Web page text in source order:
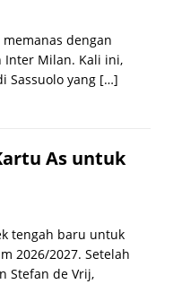
dengan
Inter Milan. Kali ini,
Sassuolo yang […]
As untuk
tengah baru untuk
2026/2027. Setelah
Stefan de Vrij,